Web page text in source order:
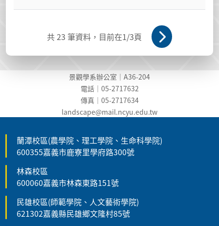
共23 筆資料，目前在1/3頁
景觀學系辦公室｜A36-204
電話｜05-2717632
傳真｜05-2717634
landscape@mail.ncyu.edu.tw
蘭潭校區(農學院、理工學院、生命科學院)
600355嘉義市鹿寮里學府路300號
林森校區
600060嘉義市林森東路151號
民雄校區(師範學院、人文藝術學院)
621302嘉義縣民雄鄉文隆村85號